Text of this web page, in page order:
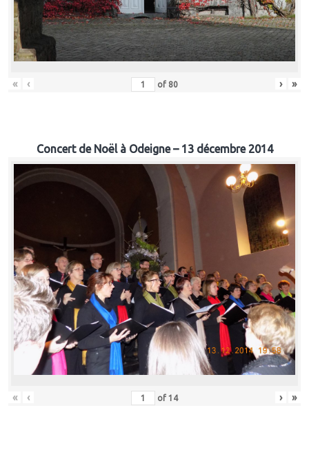
« ‹ of 80 › »
Concert de Noël à Odeigne – 13 décembre 2014
« ‹ of 14 › »